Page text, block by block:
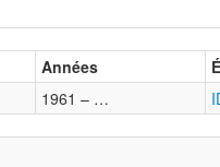
Années
1961 – …